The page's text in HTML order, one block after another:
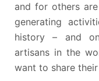
and for others
generating
history – and
artisans in the
want to share